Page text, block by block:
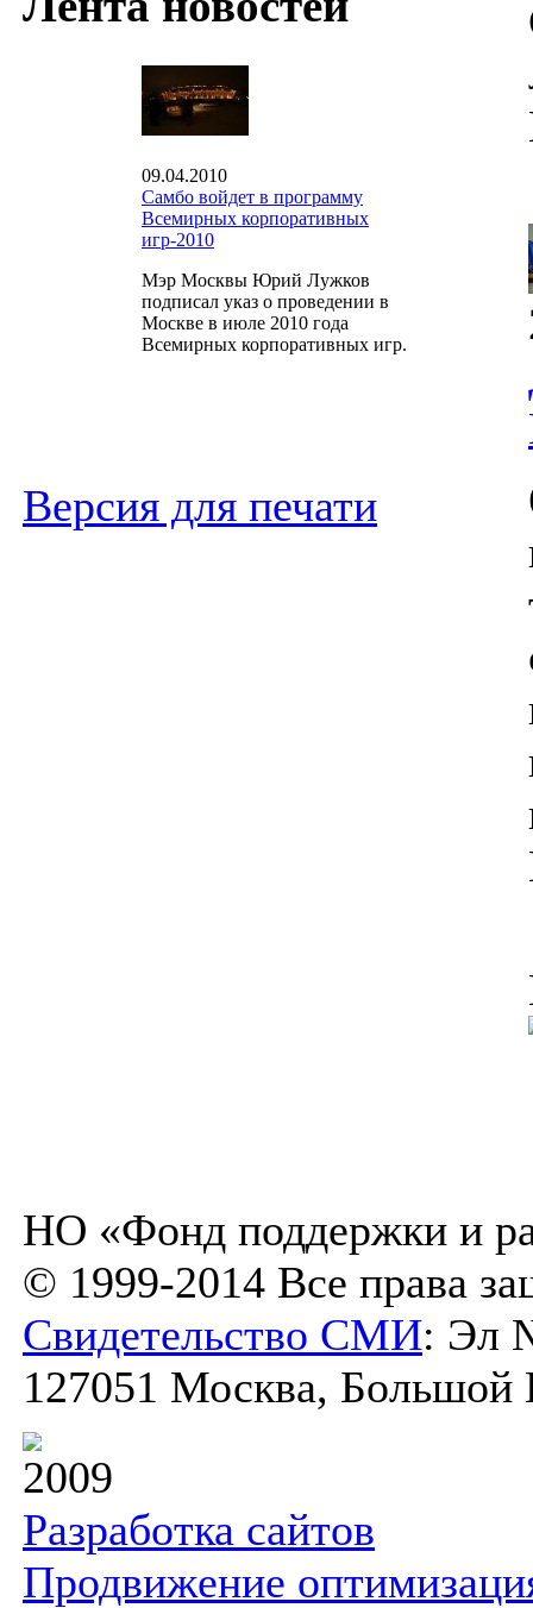
09.04.2010
Самбо войдет в программу
Всемирных корпоративных
игр-2010
Мэр Москвы Юрий Лужков
подписал указ о проведении в
Москве в июле 2010 года
Всемирных корпоративных игр.
Версия для печати
НО «Фонд поддержки и
© 1999-2014 Все права
Свидетельство СМИ: Эл
127051 Москва, Большой
2009
Разработка сайтов
Продвижение